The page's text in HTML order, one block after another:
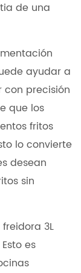
de una
ayudar a
precisión
que los
fritos
lo convierte
desean
sin
3L
es